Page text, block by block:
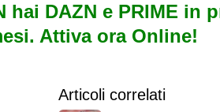
hai DAZN e PRIME in
Attiva ora Online!
Articoli correlati